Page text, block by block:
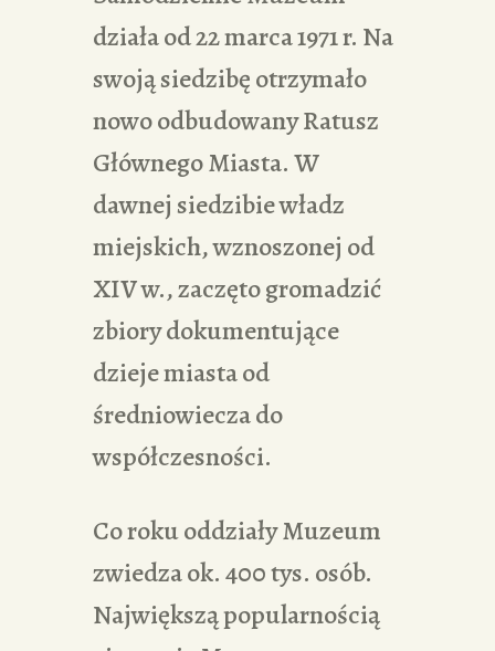
działa od 22 marca 1971 r. Na
swoją siedzibę otrzymało
nowo odbudowany Ratusz
Głównego Miasta. W
dawnej siedzibie władz
miejskich, wznoszonej od
XIV w., zaczęto gromadzić
zbiory dokumentujące
dzieje miasta od
średniowiecza do
współczesności.
Co roku oddziały Muzeum
zwiedza ok. 400 tys. osób.
Największą popularnością